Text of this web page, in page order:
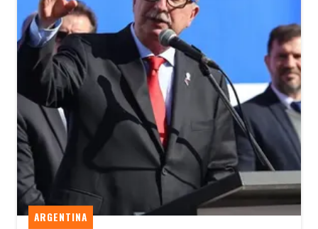
ARGENTINA